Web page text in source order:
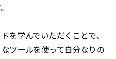
を学んでいただくことで、
ツールを使って自分なりの